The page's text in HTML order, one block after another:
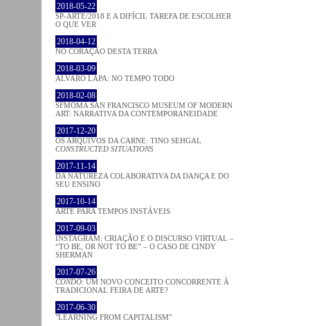
2018-05-22
SP-ARTE/2018 E A DIFÍCIL TAREFA DE ESCOLHER
O QUE VER
2018-04-12
NO CORAÇÂO DESTA TERRA
2018-03-09
ÁLVARO LAPA: NO TEMPO TODO
2018-02-08
SFMOMA SAN FRANCISCO MUSEUM OF MODERN
ART: NARRATIVA DA CONTEMPORANEIDADE
2017-12-20
OS ARQUIVOS DA CARNE: TINO SEHGAL
CONSTRUCTED SITUATIONS
2017-11-14
DA NATUREZA COLABORATIVA DA DANÇA E DO
SEU ENSINO
2017-10-14
ARTE PARA TEMPOS INSTÁVEIS
2017-09-03
INSTAGRAM: CRIAÇÃO E O DISCURSO VIRTUAL –
“TO BE, OR NOT TO BE” – O CASO DE CINDY
SHERMAN
2017-07-26
CONDO: UM NOVO CONCEITO CONCORRENTE À
TRADICIONAL FEIRA DE ARTE?
2017-06-30
"LEARNING FROM CAPITALISM"